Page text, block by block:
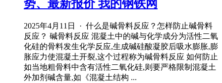
势、最新报价 我的钢铁网
2025年4月11日 · 什么是碱骨料反应？怎样防止碱骨料
反应？ 碱骨料反应 混凝土中的碱与化学成分为活性二氧
化硅的骨料发生化学反应,生成碱硅酸凝胶后吸水膨胀,膨
胀应力使混凝土开裂,这个过程称为碱骨料反应 如何防止
如当地粗骨料中含有活性二氧化硅,则要严格限制混凝土
外加剂碱含量,如《混凝土结构 ...